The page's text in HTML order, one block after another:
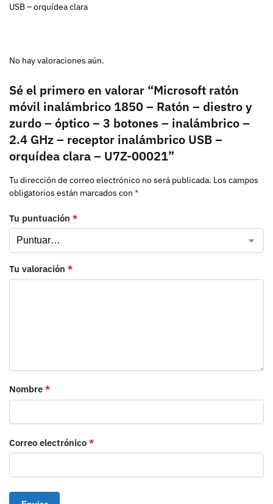
USB – orquídea clara
No hay valoraciones aún.
Sé el primero en valorar “Microsoft ratón
móvil inalámbrico 1850 – Ratón – diestro y
zurdo – óptico – 3 botones – inalámbrico –
2.4 GHz – receptor inalámbrico USB –
orquídea clara – U7Z-00021”
Tu dirección de correo electrónico no será publicada. Los campos
obligatorios están marcados con *
Tu puntuación *
Tu valoración *
Nombre *
Correo electrónico *